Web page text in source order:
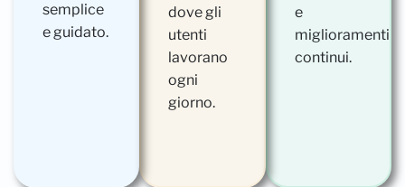
semplice
e guidato.
dove gli
utenti
lavorano
ogni
giorno.
e
miglioramenti
continui.